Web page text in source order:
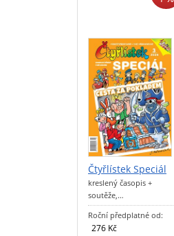
Čtyřlístek Speciál
kreslený časopis +
soutěže,…
Roční předplatné od:
276 Kč